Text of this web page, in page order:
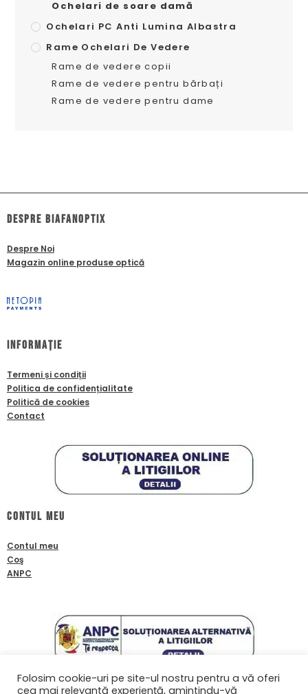
Ochelari de soare damă
Ochelari PC Anti Lumina Albastra
Rame Ochelari De Vedere
Rame de vedere copii
Rame de vedere pentru bărbați
Rame de vedere pentru dame
dESPRE biafanoptix
Despre Noi
Magazin online produse optică
Informație
Termeni și condiții
Politica de confidențialitate
Politică de cookies
Contact
Contul meu
Contul meu
Coş
ANPC
Folosim cookie-uri pe site-ul nostru pentru a vă oferi
cea mai relevantă experiență, amintindu-vă